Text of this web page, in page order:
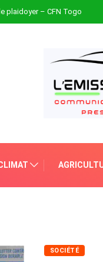
plaidoyer – CFN Togo
SOCIÉTÉ